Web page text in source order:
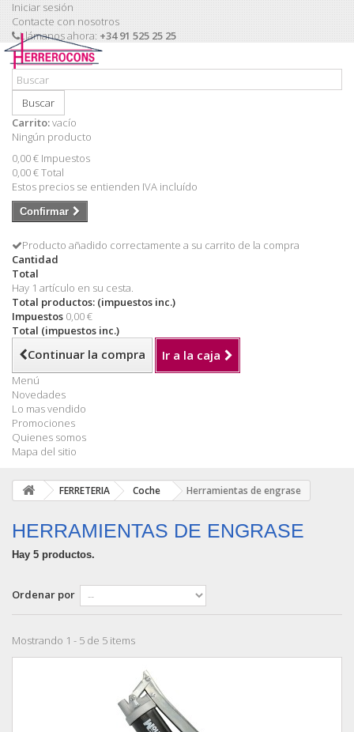
Iniciar sesión
Contacte con nosotros
Llámanos ahora: +34 91 525 25 25
Buscar
Carrito:vacío
Ningún producto
0,00 € Impuestos
0,00 €Total
Estos precios se entienden IVA incluído
Confirmar
Producto añadido correctamente a su carrito de la compra
Cantidad
Total
Hay 1 artículo en su cesta.
Total productos: (impuestos inc.)
Impuestos 0,00 €
Total (impuestos inc.)
Continuar la compra Ir a la caja
Menú
Novedades
Lo mas vendido
Promociones
Quienes somos
Mapa del sitio
FERRETERIA Coche Herramientas de engrase
HERRAMIENTAS DE ENGRASE
Hay 5 productos.
Ordenar por
Mostrando 1 - 5 de 5 items